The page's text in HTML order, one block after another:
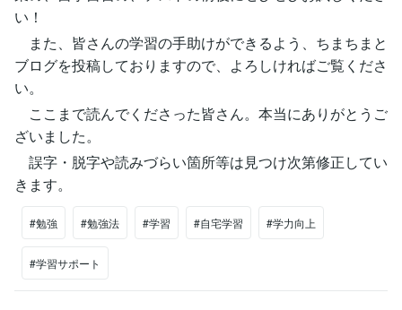
い！
また、皆さんの学習の手助けができるよう、ちまちまと
ブログを投稿しておりますので、よろしければご覧くださ
い。
ここまで読んでくださった皆さん。本当にありがとうご
ざいました。
誤字・脱字や読みづらい箇所等は見つけ次第修正してい
きます。
#勉強 #勉強法 #学習 #自宅学習 #学力向上
#学習サポート